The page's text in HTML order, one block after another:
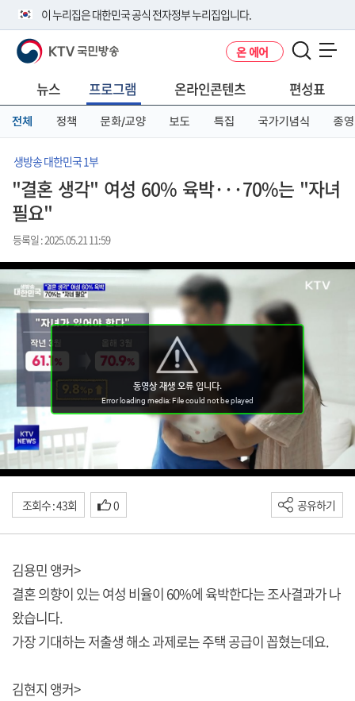
이 누리집은 대한민국 공식 전자정부 누리집입니다.
공식 누리집 주소 확인하기
니다.
이밖에 or.kr 또는 .kr등 다른 도메인 주소를 사용하고 있다면 아래 URL에
서 도메인 주소를 확인해 보세요
KTV 국민방송 온 에어
뉴스 프로그램 온라인콘텐츠 편성표
전체 정책 문화/교양 보도 특집 국가기념식 종영
생방송 대한민국 1부
"결혼 생각" 여성 60% 육박···70%는 "자녀
필요"
등록일 : 2025.05.21 11:59
조회수 : 43회 0 공유하기
김용민 앵커>
결혼 의향이 있는 여성 비율이 60%에 육박한다는 조사결과가 나
왔습니다.
가장 기대하는 저출생 해소 과제로는 주택 공급이 꼽혔는데요.
김현지 앵커>